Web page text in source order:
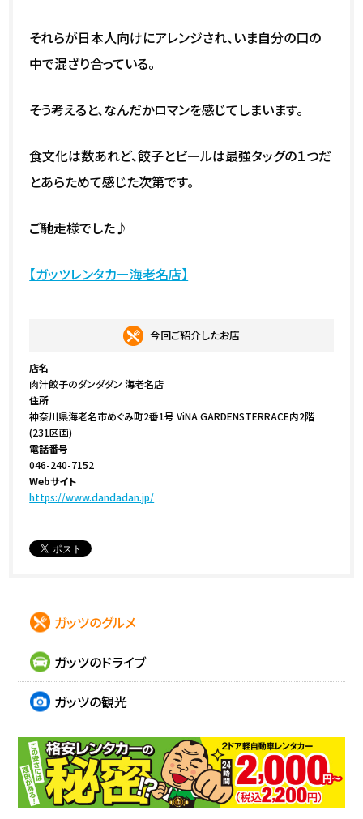
それらが日本人向けにアレンジされ、いま自分の口の
中で混ざり合っている。
そう考えると、なんだかロマンを感じてしまいます。
食文化は数あれど、餃子とビールは最強タッグの１つだ
とあらためて感じた次第です。
ご馳走様でした♪
【ガッツレンタカー海老名店】
今回ご紹介したお店
店名
肉汁餃子のダンダダン 海老名店
住所
神奈川県海老名市めぐみ町2番1号 ViNA GARDENSTERRACE内2階
(231区画)
電話番号
046-240-7152
Webサイト
https://www.dandadan.jp/
ガッツのグルメ
ガッツのドライブ
ガッツの観光